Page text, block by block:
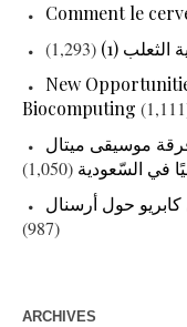
Comment le
الثعلب (1)
(1,293)
New
Biocomputing
فرقة موسيقى ميتال
في السّعودية (1,050)
حول أرسنال
(987)
ARCHIVES